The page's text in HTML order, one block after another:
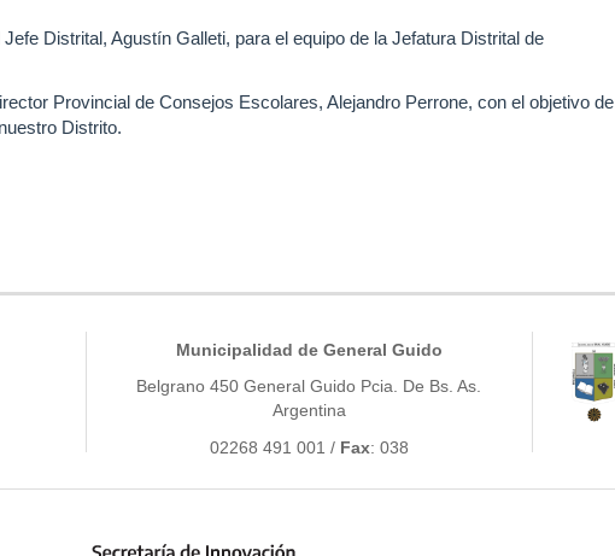
Distrital, Agustín Galleti, para el equipo de la Jefatura Distrital de
Provincial de Consejos Escolares, Alejandro Perrone, con el objetivo de
Distrito.
Municipalidad de General Guido
Belgrano 450 General Guido Pcia. De Bs. As.
Argentina
02268 491 001 / Fax: 038